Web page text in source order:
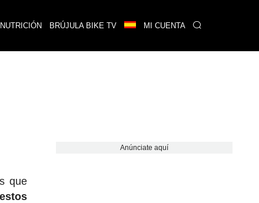
BRÚJULA BIKE TV MI CUENTA
que
Anúnciate aquí